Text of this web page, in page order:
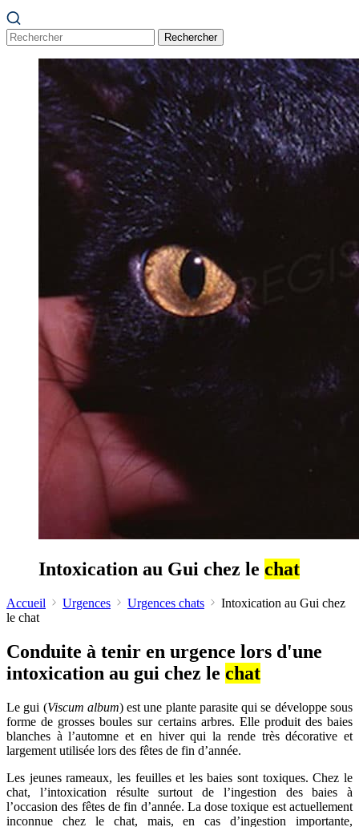
Rechercher
Intoxication au Gui chez le chat
Accueil Urgences Urgences chats
Intoxication au Gui chez
le chat
Conduite à tenir en urgence lors d'une
intoxication au gui chez le chat
Le gui (Viscum album) est une plante parasite qui se développe sous
forme de grosses boules sur certains arbres. Elle produit des baies
blanches à l’automne et en hiver qui la rende très décorative et
largement utilisée lors des fêtes de fin d’année.
Les jeunes rameaux, les feuilles et les baies sont toxiques. Chez le
chat, l’intoxication résulte surtout de l’ingestion des baies à
l’occasion des fêtes de fin d’année. La dose toxique est actuellement
inconnue chez le chat, mais, en cas d’ingestion importante,